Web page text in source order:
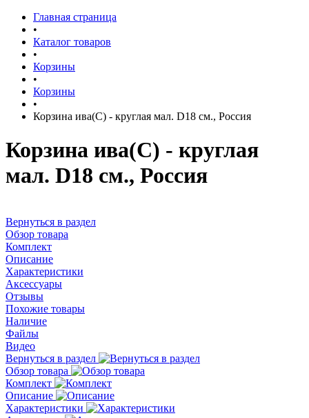
Главная страница
•
Каталог товаров
•
Корзины
•
Корзины
•
Корзина ива(С) - круглая мал. D18 см., Россия
Корзина ива(С) - круглая
мал. D18 см., Россия
Вернуться в раздел
Обзор товара
Комплект
Описание
Характеристики
Аксессуары
Отзывы
Похожие товары
Наличие
Файлы
Видео
Вернуться в раздел
Обзор товара
Комплект
Описание
Характеристики